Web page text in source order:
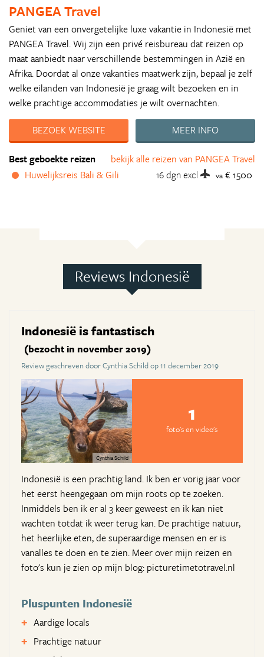
PANGEA Travel
Geniet van een onvergetelijke luxe vakantie in Indonesië met
PANGEA Travel. Wij zijn een privé reisbureau dat reizen op
maat aanbiedt naar verschillende bestemmingen in Azië en
Afrika. Doordat al onze vakanties maatwerk zijn, bepaal je zelf
welke eilanden van Indonesië je graag wilt bezoeken en in
welke prachtige accommodaties je wilt overnachten.
BEZOEK WEBSITE
MEER INFO
bekijk alle reizen van PANGEA Travel
Best geboekte reizen
Huwelijksreis Bali & Gili
16 dgnexcl va € 1500
Reviews Indonesië
Indonesië is fantastisch
(bezocht in november 2019)
Review geschreven door Cynthia Schild op 11 december 2019
Cynthia Schild
1
foto's en video's
Indonesië is een prachtig land. Ik ben er vorig jaar voor
het eerst heengegaan om mijn roots op te zoeken.
Inmiddels ben ik er al 3 keer geweest en ik kan niet
wachten totdat ik weer terug kan. De prachtige natuur,
het heerlijke eten, de superaardige mensen en er is
vanalles te doen en te zien. Meer over mijn reizen en
foto's kun je zien op mijn blog: picturetimetotravel.nl
Pluspunten Indonesië
Aardige locals
Prachtige natuur